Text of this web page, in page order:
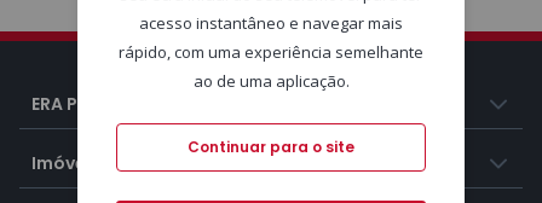
ERA Portugal
Imóveis
acesso instantâneo e navegar mais
rápido, com uma experiência semelhante
ao de uma aplicação.
Continuar para o site